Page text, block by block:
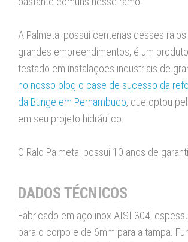
A Palmetal possui centenas desses
grandes empreendimentos, é um
testado em instalações industriais de
no nosso blog o case de sucesso da
da Bunge em Pernambuco, que optou
em seu projeto hidráulico.
O Ralo Palmetal possui 10 anos de
DADOS TÉCNICOS
Fabricado em aço inox AISI 304,
para o corpo e de 6mm para a tampa.